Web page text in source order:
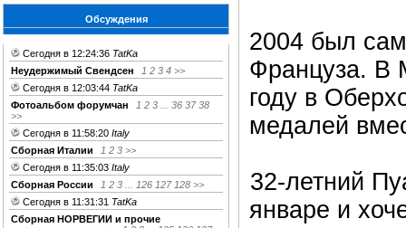
Обсуждения
Сегодня в 12:24:36 TatKa
Неудержимый Свендсен
1 2 3 4 >>
Сегодня в 12:03:44 TatKa
Фотоальбом форумчан
1 2 3 36 37 38
>>
Сегодня в 11:58:20 Italy
Сборная Италии
1 2 3 >>
Сегодня в 11:35:03 Italy
Сборная России
1 2 3 126 127 128 >>
Сегодня в 11:31:31 TatKa
Сборная НОРВЕГИИ и прочие
2004 был
Француза. В
году в
медалей
32-летний
январе и